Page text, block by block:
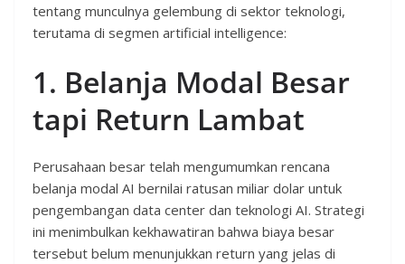
tentang munculnya gelembung di sektor teknologi,
terutama di segmen artificial intelligence:
1. Belanja Modal Besar
tapi Return Lambat
Perusahaan besar telah mengumumkan rencana
belanja modal AI bernilai ratusan miliar dolar untuk
pengembangan data center dan teknologi AI. Strategi
ini menimbulkan kekhawatiran bahwa biaya besar
tersebut belum menunjukkan return yang jelas di